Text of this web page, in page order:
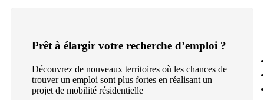
Prêt à élargir votre recherche d’emploi ?
Découvrez de nouveaux territoires où les chances de
trouver un emploi sont plus fortes en réalisant un
projet de mobilité résidentielle